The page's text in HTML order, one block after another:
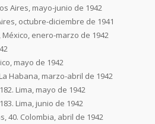
Aires, mayo-junio de 1942
octubre-diciembre de 1941
México, enero-marzo de 1942
mayo de 1942
Habana, marzo-abril de 1942
Lima, mayo de 1942
Lima, junio de 1942
40. Colombia, abril de 1942